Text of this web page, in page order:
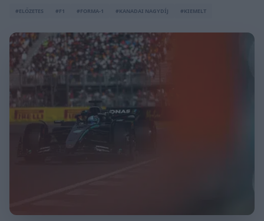
#ELŐZETES #F1 #FORMA-1 #KANADAI NAGYDÍJ #KIEMELT